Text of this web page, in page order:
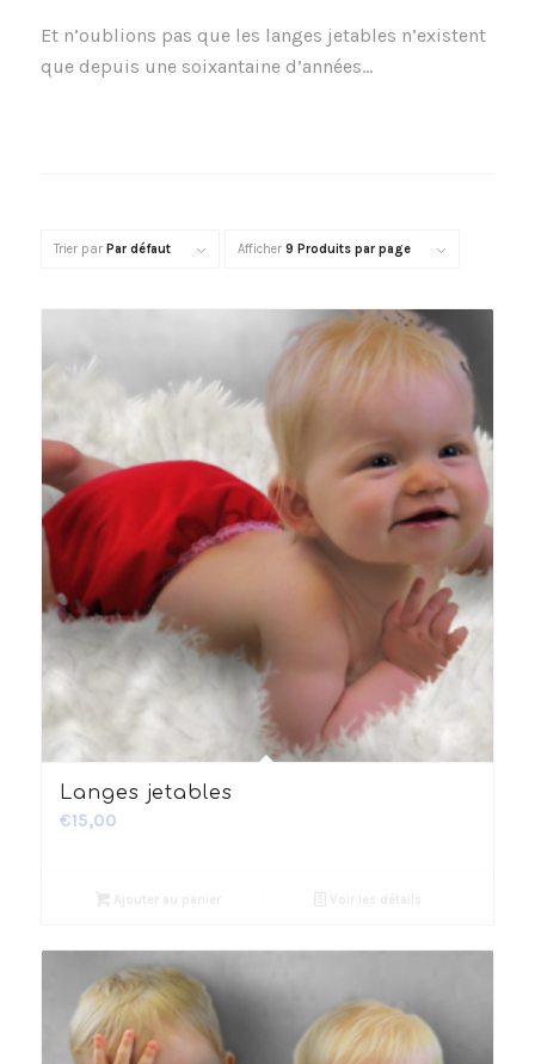
Et n’oublions pas que les langes jetables n’existent
que depuis une soixantaine d’années…
Trier par Par défaut Afficher 9 Produits par page
Langes jetables
€15,00